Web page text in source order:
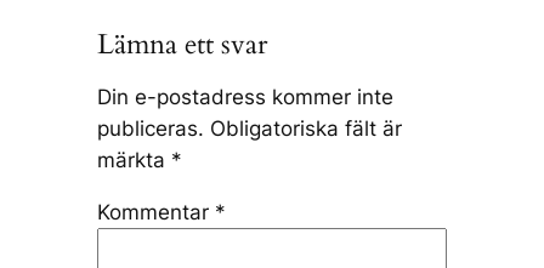
Lämna ett svar
Din e-postadress kommer inte
publiceras. Obligatoriska fält är
märkta *
Kommentar *